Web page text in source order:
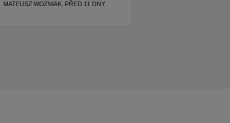
MATEUSZ WOZNIAK, PŘED 11 DNY